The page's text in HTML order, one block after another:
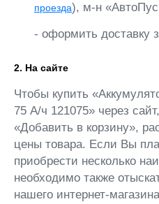
проезда), м-н
- оформить доставку
2. На сайте
Чтобы купить
75 А/ч 121075» через
«Добавить в корзину»,
цены товара. Если Вы
приобрести несколько
необходимо также
нашего интернет-